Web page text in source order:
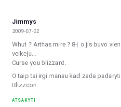
Jimmys
2009-07-02
Whut ? Arthas mire ? 8-| o jis buvo
veikeju…
Curse you blizzard.
O taip tai irgi manau kad zada
Blizzcon.
ATSAKYTI